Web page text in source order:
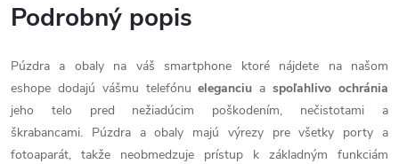
Podrobný popis
Púzdra a obaly na váš smartphone ktoré nájdete na našom
eshope dodajú vášmu telefónueleganciu aspoľahlivo ochránia
jeho telo pred nežiadúcim poškodením, nečistotami a
škrabancami. Púzdra a obaly majú výrezy pre všetky porty a
fotoaparát, takže neobmedzuje prístup k základným funkciám